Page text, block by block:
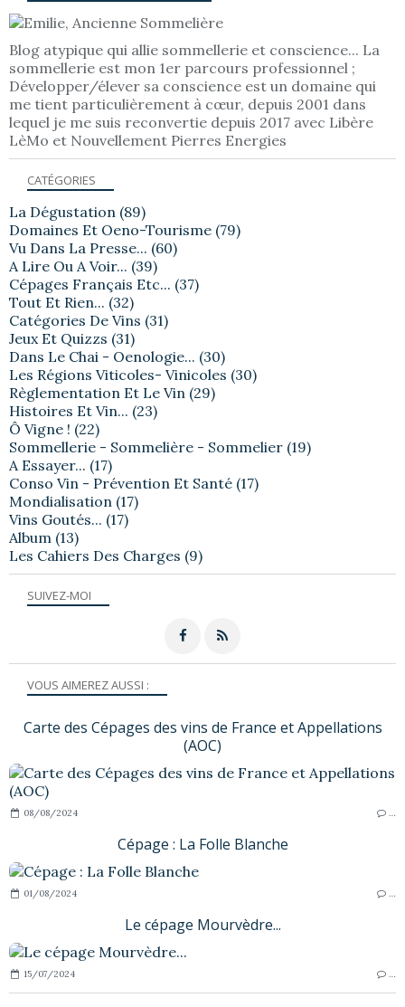
SUIVEZ-MOI
Blog atypique qui allie sommellerie et conscience... La
sommellerie est mon 1er parcours professionnel ;
Développer/élever sa conscience est un domaine qui
me tient particulièrement à cœur, depuis 2001 dans
lequel je me suis reconvertie depuis 2017 avec Libère
LèMo et Nouvellement Pierres Energies
VOUS AIMEREZ AUSSI :
Carte des Cépages des vins de France et Appellations
(AOC)
08/08/2024
Cépage : La Folle Blanche
01/08/2024
Le cépage Mourvèdre...
15/07/2024
CATÉGORIES
La Dégustation (89)
Domaines Et Oeno-Tourisme (79)
Vu Dans La Presse... (60)
A Lire Ou A Voir... (39)
Cépages Français Etc... (37)
Tout Et Rien... (32)
Catégories De Vins (31)
Jeux Et Quizzs (31)
Dans Le Chai - Oenologie... (30)
Les Régions Viticoles- Vinicoles (30)
Règlementation Et Le Vin (29)
Histoires Et Vin... (23)
Ô Vigne ! (22)
Sommellerie - Sommelière - Sommelier (19)
A Essayer... (17)
Conso Vin - Prévention Et Santé (17)
Mondialisation (17)
Vins Goutés... (17)
Album (13)
Les Cahiers Des Charges (9)